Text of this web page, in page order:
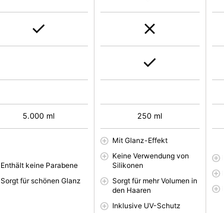
5.000 ml
Enthält keine Parabene
Sorgt für schönen Glanz
250 ml
Mit Glanz-Effekt
Keine Verwendung von
Silikonen
Sorgt für mehr Volumen in
den Haaren
Inklusive UV-Schutz